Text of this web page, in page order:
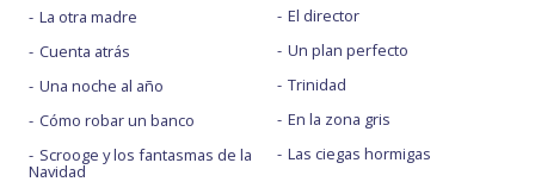
La otra madre
Cuenta atrás
Una noche al año
Cómo robar un banco
Scrooge y los fantasmas de la
Navidad
El director
Un plan perfecto
Trinidad
En la zona gris
Las ciegas hormigas